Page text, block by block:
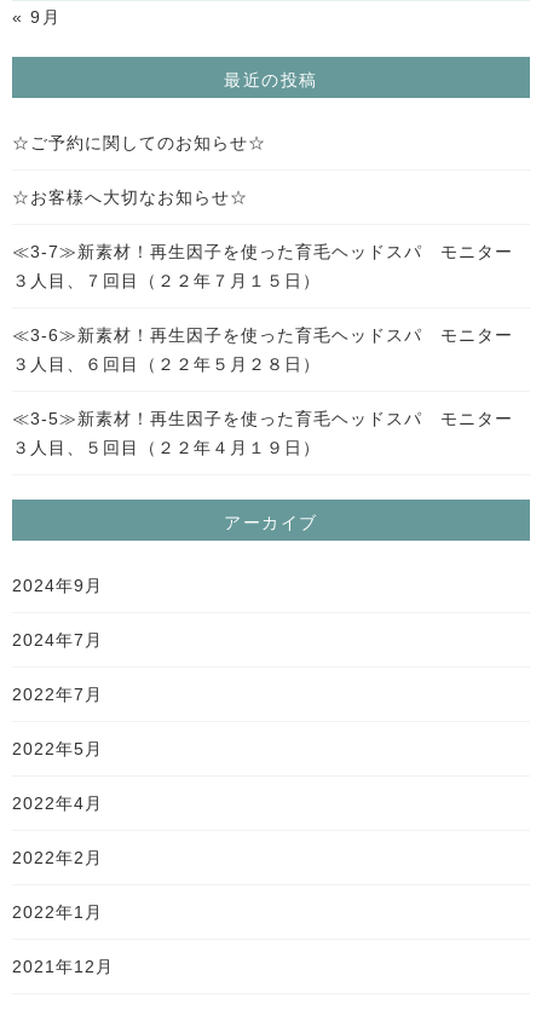
« 9月
最近の投稿
☆ご予約に関してのお知らせ☆
☆お客様へ大切なお知らせ☆
≪3-7≫新素材！再生因子を使った育毛ヘッドスパ モニター
３人目、７回目（２２年７月１５日）
≪3-6≫新素材！再生因子を使った育毛ヘッドスパ モニター
３人目、６回目（２２年５月２８日）
≪3-5≫新素材！再生因子を使った育毛ヘッドスパ モニター
３人目、５回目（２２年４月１９日）
アーカイブ
2024年9月
2024年7月
2022年7月
2022年5月
2022年4月
2022年2月
2022年1月
2021年12月